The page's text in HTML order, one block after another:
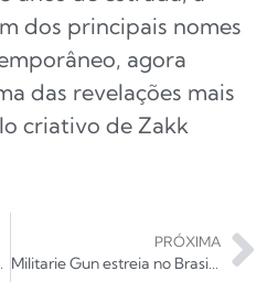
dos principais nomes
agora
das revelações mais
criativo de Zakk
Trompas
PRÓXIMA
Militarie Gun estreia no Brasil com shows em Curitiba e São Paulo